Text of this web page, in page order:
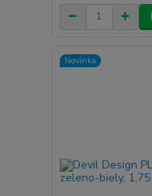
Novinka